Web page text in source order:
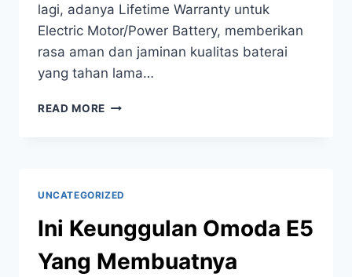
lagi, adanya Lifetime Warranty untuk
Electric Motor/Power Battery, memberikan
rasa aman dan jaminan kualitas baterai
yang tahan lama…
READ MORE
UNCATEGORIZED
Ini Keunggulan Omoda E5
Yang Membuatnya